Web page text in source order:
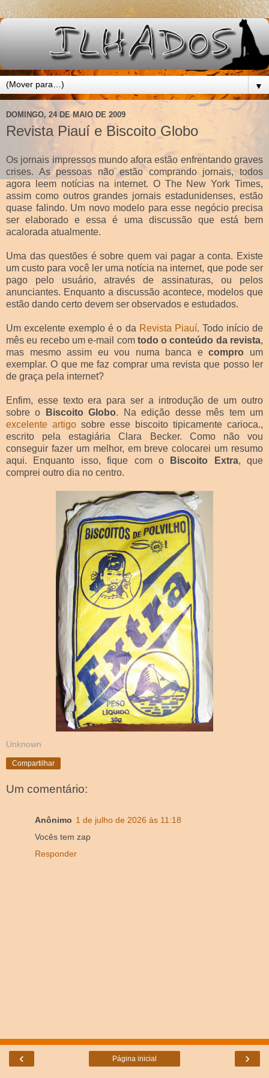
▼
DOMINGO, 24 DE MAIO DE 2009
Revista Piauí e Biscoito Globo
Os jornais impressos mundo afora estão enfrentando graves
crises. As pessoas não estão comprando jornais, todos
agora leem notícias na internet. O The New York Times,
assim como outros grandes jornais estadunidenses, estão
quase falindo. Um novo modelo para esse negócio precisa
ser elaborado e essa é uma discussão que está bem
acalorada atualmente.
Uma das questões é sobre quem vai pagar a conta. Existe
um custo para você ler uma notícia na internet, que pode ser
pago pelo usuário, através de assinaturas, ou pelos
anunciantes. Enquanto a discussão acontece, modelos que
estão dando certo devem ser observados e estudados.
Um excelente exemplo é o da Revista Piauí. Todo início de
mês eu recebo um e-mail com todo o conteúdo da revista,
mas mesmo assim eu vou numa banca ecompro um
exemplar. O que me faz comprar uma revista que posso ler
de graça pela internet?
Enfim, esse texto era para ser a introdução de um outro
sobre o
Biscoito Globo. Na edição desse mês tem um
excelente artigo sobre esse biscoito tipicamente carioca.,
escrito pela estagiária Clara Becker. Como não vou
conseguir fazer um melhor, em breve colocarei um resumo
aqui. Enquanto isso, fique com o
Biscoito Extra, que
comprei outro dia no centro.
Unknown
Compartilhar
Um comentário:
Anônimo 1 de julho de 2026 às 11:18
Vocês tem zap
Responder
‹ ›
Página inicial